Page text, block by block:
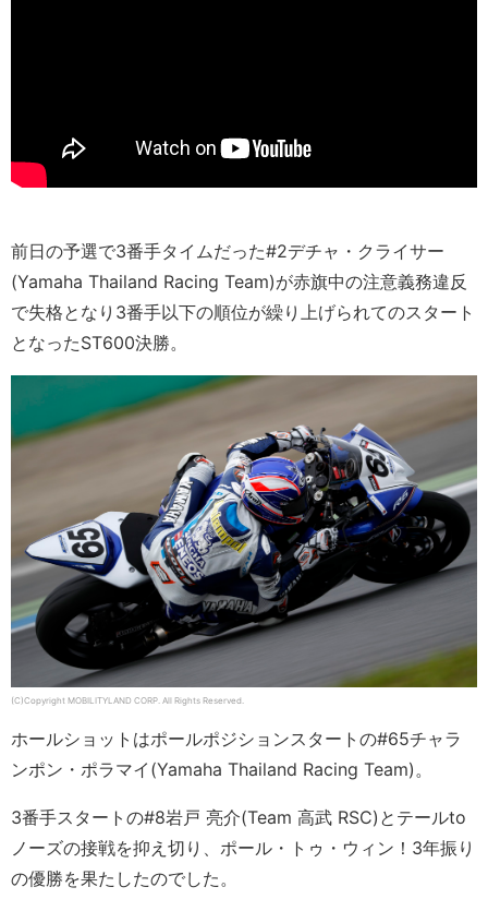
前日の予選で3番手タイムだった#2デチャ・クライサー
(Yamaha Thailand Racing Team)が赤旗中の注意義務違反
で失格となり3番手以下の順位が繰り上げられてのスタート
となったST600決勝。
(C)Copyright MOBILITYLAND CORP. All Rights Reserved.
ホールショットはポールポジションスタートの#65チャラ
ンポン・ポラマイ(Yamaha Thailand Racing Team)。
3番手スタートの#8岩戸 亮介(Team 高武 RSC)とテールto
ノーズの接戦を抑え切り、ポール・トゥ・ウィン！3年振り
の優勝を果たしたのでした。